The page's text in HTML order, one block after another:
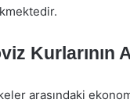
Kurlarının
arasındaki